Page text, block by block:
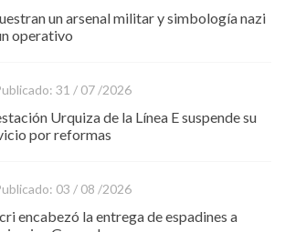
un arsenal militar y simbología nazi
operativo
31 / 07 /2026
Urquiza de la Línea E suspende su
por reformas
03 / 08 /2026
encabezó la entrega de espadines a